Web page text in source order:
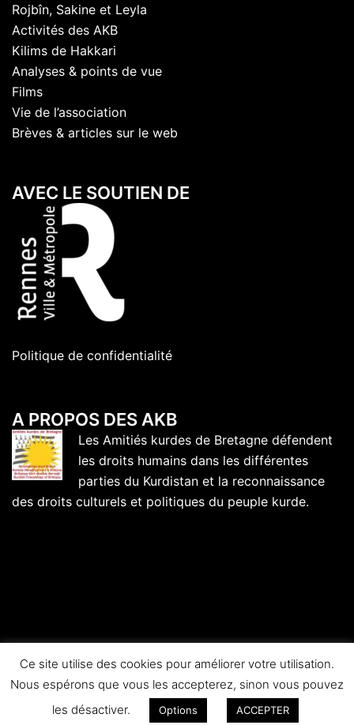
Rojbîn, Sakine et Leyla
Activités des AKB
Kilims de Hakkari
Analyses & points de vue
Films
Vie de l’association
Brèves & articles sur le web
AVEC LE SOUTIEN DE
Politique de confidentialité
A PROPOS DES AKB
Les Amitiés kurdes de Bretagne défendent
les droits humains dans les différentes
parties du Kurdistan et la reconnaissance
des droits culturels et politiques du peuple kurde.
© 2026 Amitiés kurdes de Bretagne.
Ce site utilise des cookies pour améliorer votre utilisation.
Nous espérons que vous les accepterez, sinon vous pouvez
les désactiver.
Options ACCEPTER